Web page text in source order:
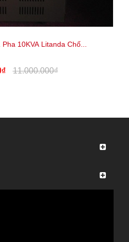
10KVA Litanda Chố...
11.000.000₫